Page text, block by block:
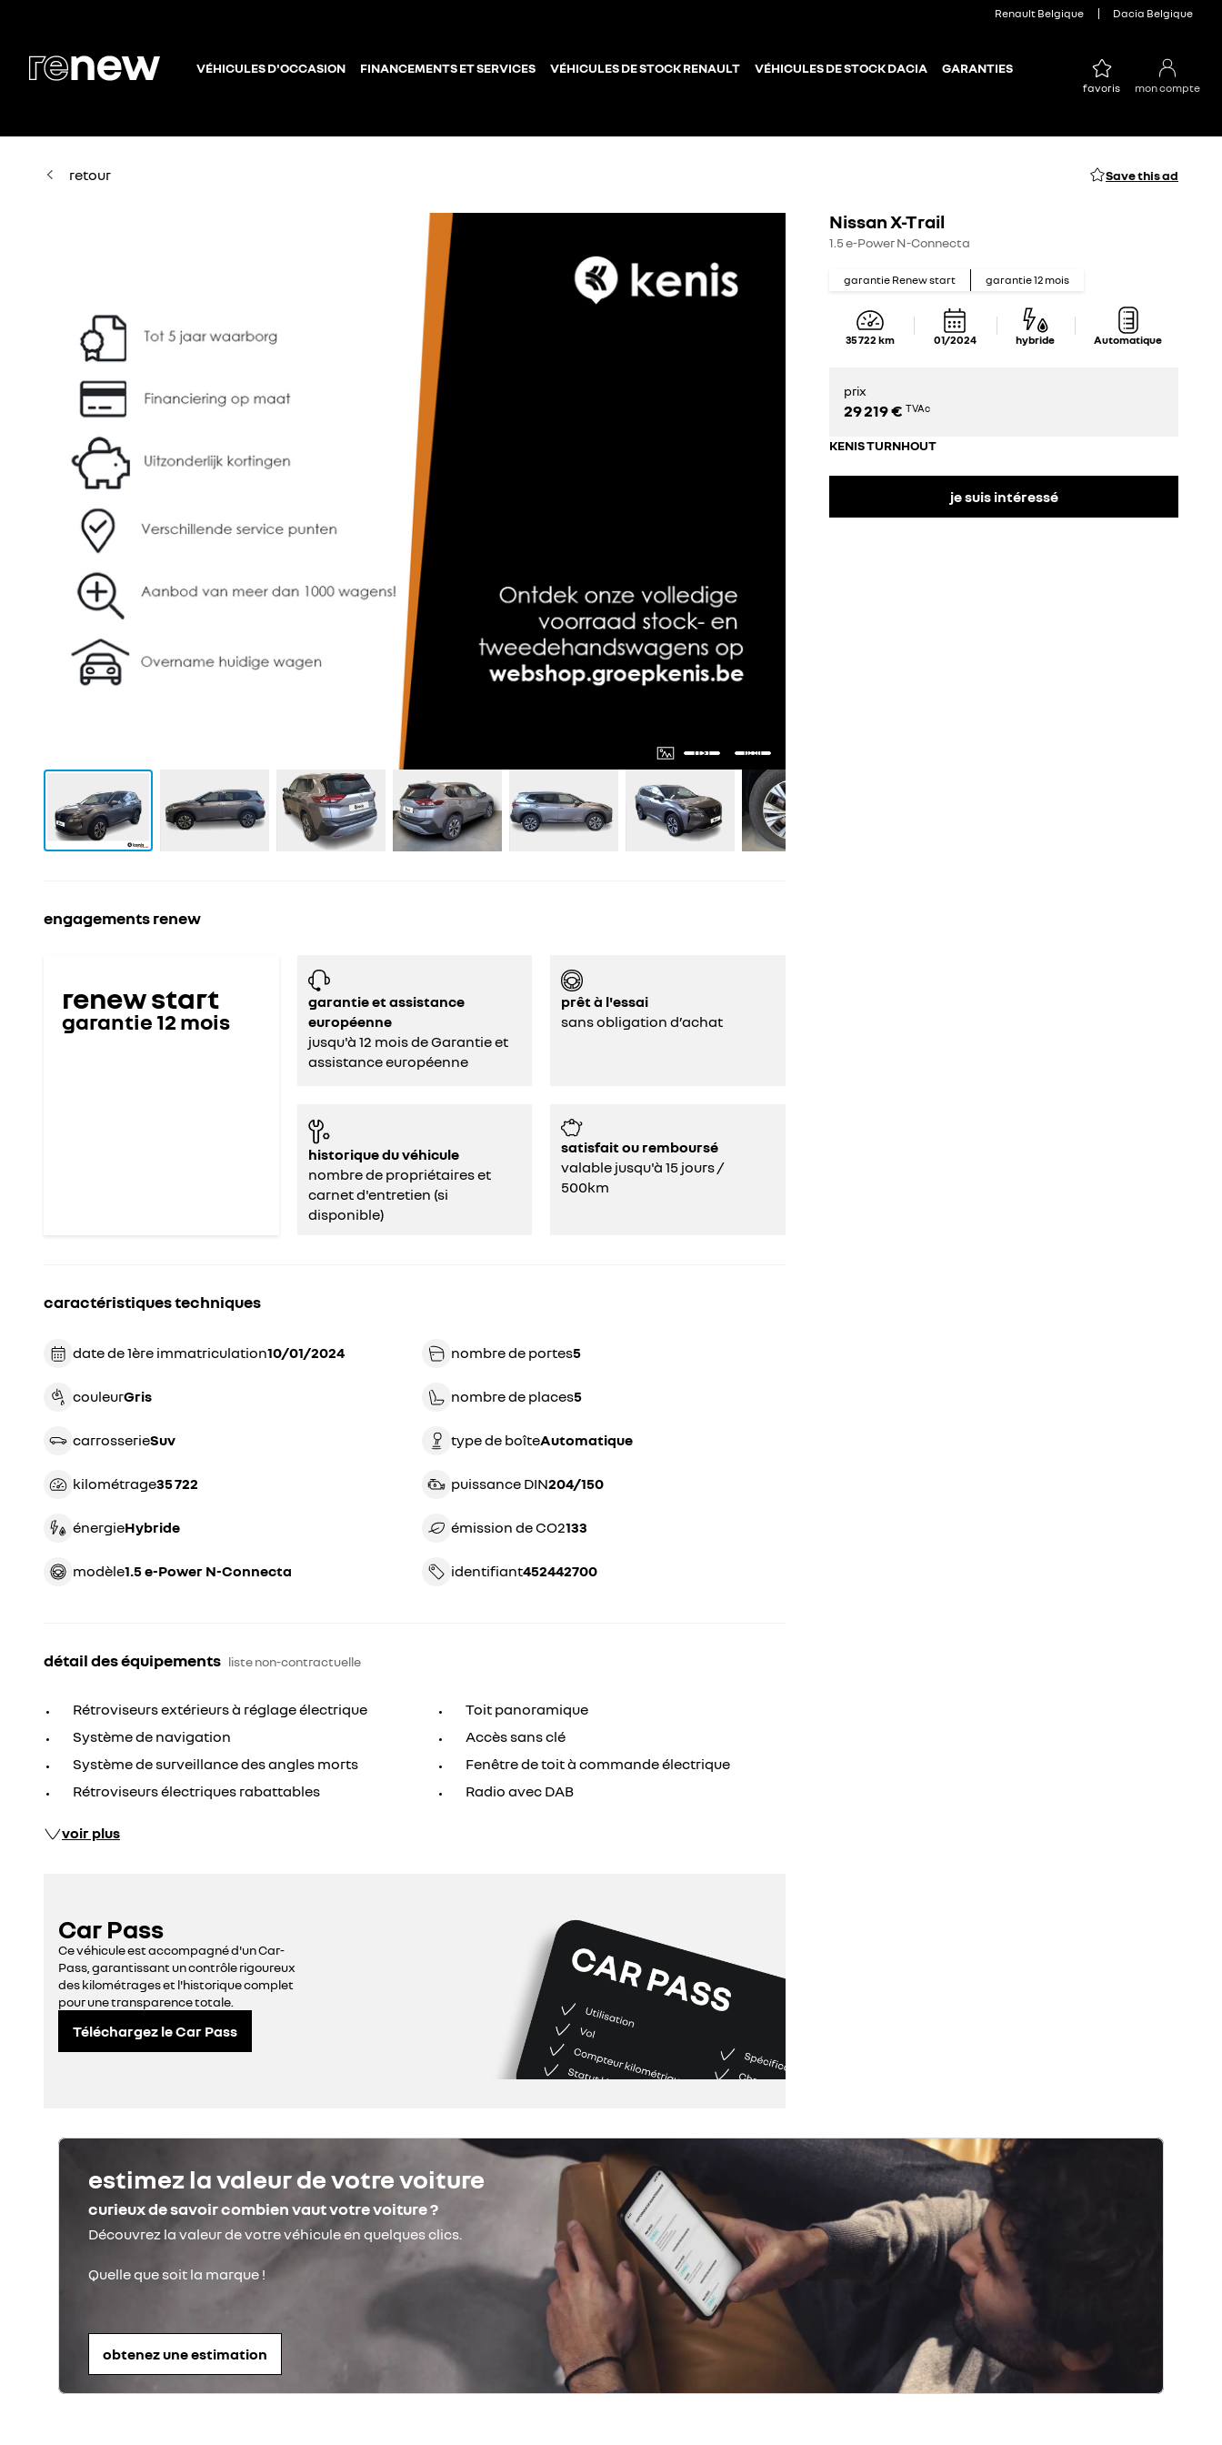
Renault Belgique Dacia Belgique
VÉHICULES D'OCCASION FINANCEMENTS ET SERVICES VÉHICULES DE STOCK RENAULT VÉHICULES DE STOCK DACIA GARANTIES
favoris mon compte
retour Save this ad
Nissan X-Trail
1.5 e-Power N-Connecta
garantie Renew start garantie12 mois
35 722 km 01/2024 hybride Automatique
prix
29 219 € TVAc
KENIS TURNHOUT
je suis intéressé
engagements renew
renew start
garantie12 mois
garantie et assistance
européenne
jusqu'à 12 mois de Garantie et
assistance européenne
prêt à l'essai
sans obligation d’achat
historique du véhicule
nombre de propriétaires et
carnet d'entretien (si
disponible)
satisfait ou remboursé
valable jusqu'à 15 jours /
500km
caractéristiques techniques
date de 1ère immatriculation 10/01/2024
couleur gris
carrosserie suv
kilométrage 35 722
énergie hybride
modèle 1.5 e-Power N-Connecta
nombre de portes5
nombre de places5
type de boîte automatique
puissance DIN 204/150
émission de CO2 133
identifiant 452442700
détail des équipements liste non-contractuelle
Rétroviseurs extérieurs à réglage électrique
Système de navigation
Système de surveillance des angles morts
Rétroviseurs électriques rabattables
Toit panoramique
Accès sans clé
Fenêtre de toit à commande électrique
Radio avec DAB
voir plus
Car Pass
Ce véhicule est accompagné d'un Car-
Pass, garantissant un contrôle rigoureux
des kilométrages et l'historique complet
pour une transparence totale.
Téléchargez le Car Pass
estimez la valeur de votre voiture
curieux de savoir combien vaut votre voiture ?
obtenez une estimation